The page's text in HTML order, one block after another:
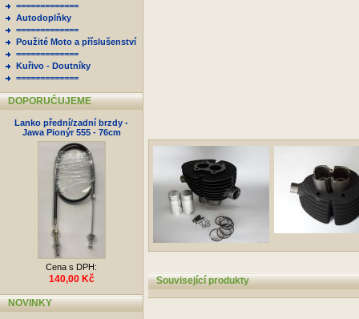
=============
Autodoplňky
=============
Použité Moto a příslušenství
=============
Kuřivo - Doutníky
=============
DOPORUČUJEME
Lanko přední/zadní brzdy -
Jawa Pionýr 555 - 76cm
Cena s DPH:
140,00 Kč
NOVINKY
Související produkty